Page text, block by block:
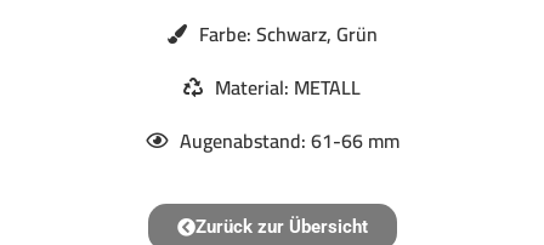
Farbe: Schwarz, Grün
Material: METALL
Augenabstand: 61-66 mm
Zurück zur Übersicht